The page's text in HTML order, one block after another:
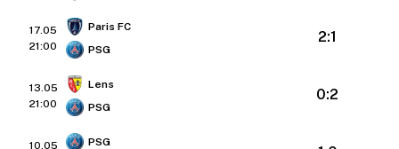
17.05
21:00
Paris FC
PSG
2:1
13.05
21:00
Lens
PSG
0:2
10.05
PSG